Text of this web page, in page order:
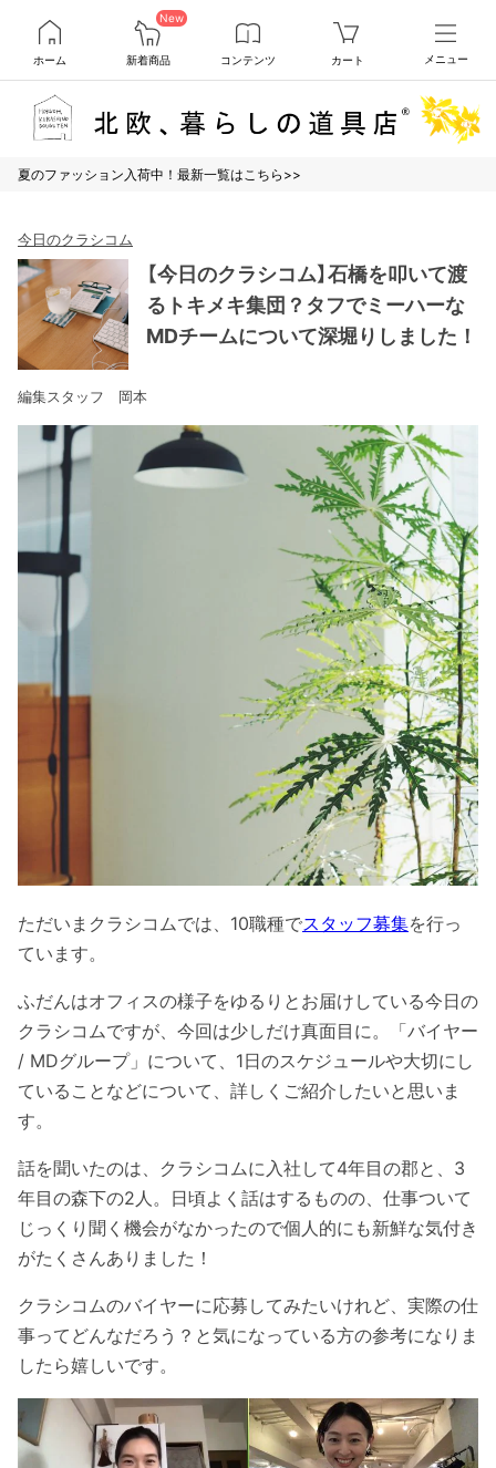
ホーム
New
新着商品 コンテンツ カート メニュー
夏のファッション入荷中！最新一覧はこちら>>
今日のクラシコム
【今日のクラシコム】石橋を叩いて渡
るトキメキ集団？タフでミーハーな
MDチームについて深堀りしました！
編集スタッフ 岡本
ただいまクラシコムでは、10職種でスタッフ募集を行っ
ています。
ふだんはオフィスの様子をゆるりとお届けしている今日の
クラシコムですが、今回は少しだけ真面目に。「バイヤー
/ MDグループ」について、1日のスケジュールや大切にし
ていることなどについて、詳しくご紹介したいと思いま
す。
話を聞いたのは、クラシコムに入社して4年目の郡と、3
年目の森下の2人。日頃よく話はするものの、仕事ついて
じっくり聞く機会がなかったので個人的にも新鮮な気付き
がたくさんありました！
クラシコムのバイヤーに応募してみたいけれど、実際の仕
事ってどんなだろう？と気になっている方の参考になりま
したら嬉しいです。